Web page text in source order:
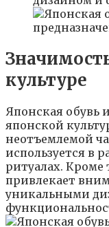
культуре
Японская обувь
японской
неотъемлемой
используется в
ритуалах. Кроме
привлекает
уникальными